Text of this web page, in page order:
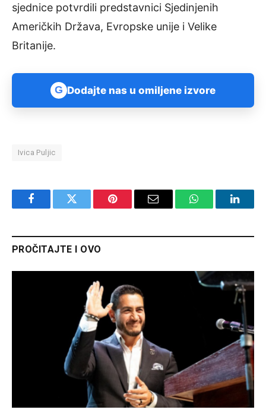
sjednice potvrdili predstavnici Sjedinjenih
Američkih Država, Evropske unije i Velike
Britanije.
G Dodajte nas u omiljene izvore
Ivica Puljic
FacebookTwitter Pinterest Email WhatsApp
PROČITAJTE I OVO